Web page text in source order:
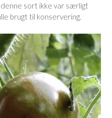
sort ikke var særligt
brugt til konservering.